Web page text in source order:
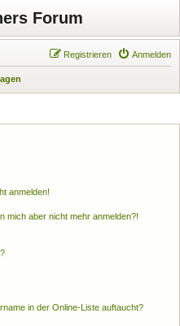
Forum
Anmelden
Registrieren
anmelden!
mich aber nicht mehr anmelden?!
in der Online-Liste auftaucht?